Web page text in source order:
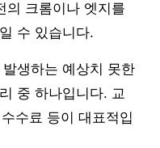
의 크롬이나 엣지를
수 있습니다.
생하는 예상치 못한
중 하나입니다. 교
수료 등이 대표적입